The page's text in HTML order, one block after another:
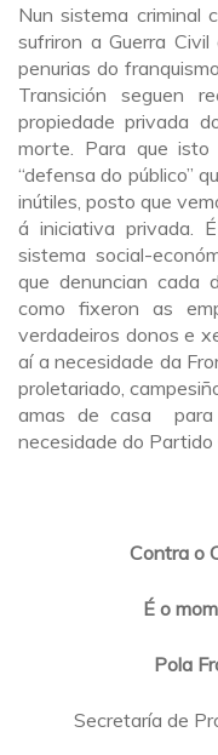
Nun sistema criminal
sufriron a Guerra
penurias do
Transición seguen
propiedade privada
morte. Para que isto
“defensa do público”
inútiles, posto que
á iniciativa privada.
sistema social-
que denuncian cada
como fixeron as
verdadeiros donos e
aí a necesidade da
proletariado,
amas de casa para
necesidade do Partido
Contra o
É o
Pola
Secretaría de